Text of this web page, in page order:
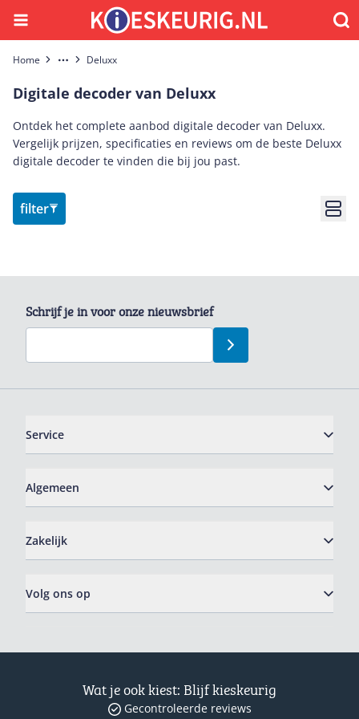
Menu
Home More Deluxx
Digitale decoder van Deluxx
Ontdek het complete aanbod digitale decoder van Deluxx.
Vergelijk prijzen, specificaties en reviews om de beste Deluxx
digitale decoder te vinden die bij jou past.
filter
Schrijf je in voor onze nieuwsbrief
Service
Algemeen
Zakelijk
Volg ons op
Wat je ook kiest: Blijf kieskeurig
Gecontroleerde reviews